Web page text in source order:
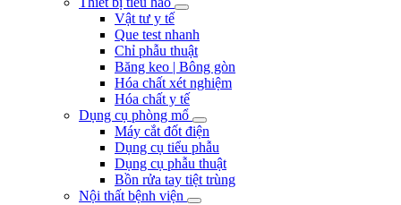
Vật tư y tế
Que test nhanh
Chỉ phẫu thuật
Băng keo | Bông gòn
Hóa chất xét nghiệm
Hóa chất y tế
Dụng cụ phòng mổ
Máy cắt đốt điện
Dụng cụ tiểu phẫu
Dụng cụ phẫu thuật
Bồn rửa tay tiệt trùng
Nội thất bệnh viện